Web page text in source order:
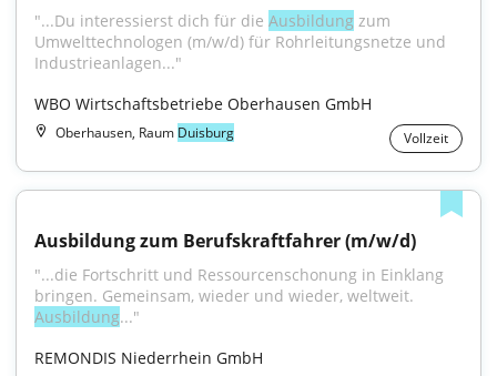
"...Du interessierst dich für die Ausbildung zum
Umwelttechnologen (m/w/d) für Rohrleitungsnetze und
Industrieanlagen..."
WBO Wirtschaftsbetriebe Oberhausen GmbH
Oberhausen, Raum Duisburg Vollzeit
Ausbildung zum Berufskraftfahrer (m/w/d)
"...die Fortschritt und Ressourcenschonung in Einklang
Ausbildung..."
REMONDIS Niederrhein GmbH